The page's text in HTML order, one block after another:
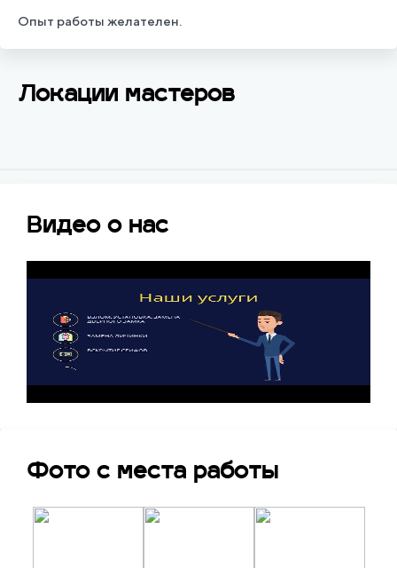
Опыт работы желателен.
Локации мастеров
Видео о нас
Фото с места работы